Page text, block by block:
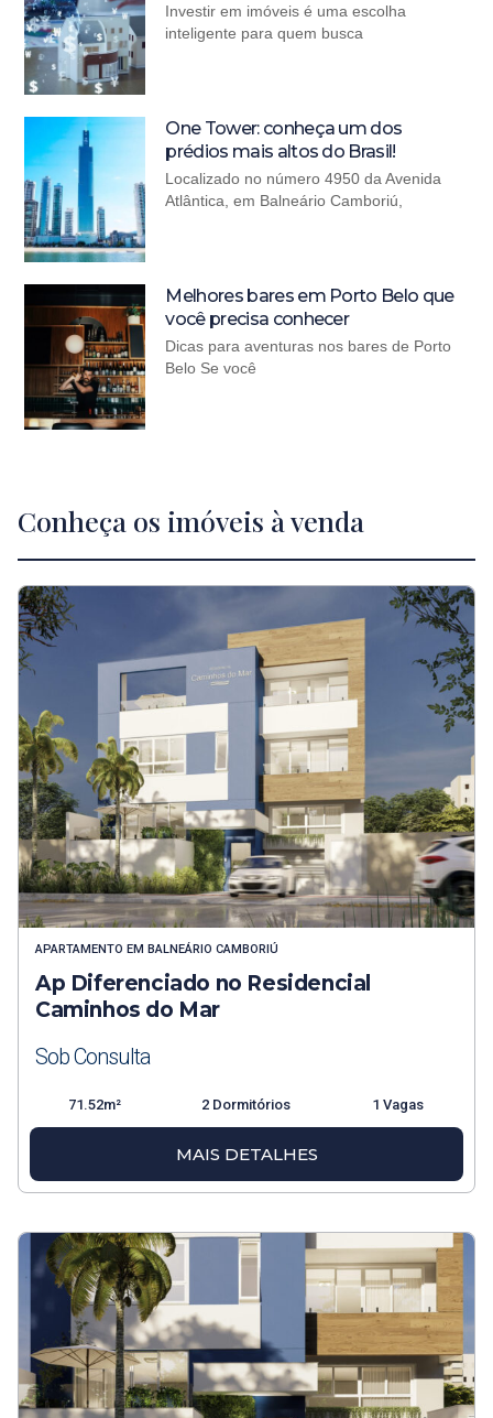
Investir em imóveis é uma escolha
inteligente para quem busca
One Tower: conheça um dos
prédios mais altos do Brasil!
Localizado no número 4950 da Avenida
Atlântica, em Balneário Camboriú,
Melhores bares em Porto Belo que
você precisa conhecer
Dicas para aventuras nos bares de Porto
Belo Se você
Conheça os imóveis à venda
APARTAMENTO EM BALNEÁRIO CAMBORIÚ
Ap Diferenciado no Residencial
Caminhos do Mar
Sob Consulta
71.52m² 2 Dormitórios 1 Vagas
MAIS DETALHES